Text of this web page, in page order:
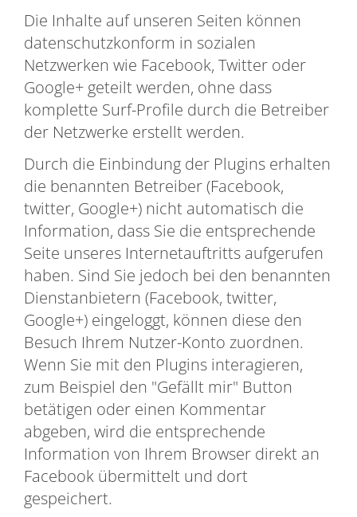
Die Inhalte auf unseren Seiten können
datenschutzkonform in sozialen
Netzwerken wie Facebook, Twitter oder
Google+ geteilt werden, ohne dass
komplette Surf-Profile durch die Betreiber
der Netzwerke erstellt werden.
Durch die Einbindung der Plugins erhalten
die benannten Betreiber (Facebook,
twitter, Google+) nicht automatisch die
Information, dass Sie die entsprechende
Seite unseres Internetauftritts aufgerufen
haben. Sind Sie jedoch bei den benannten
Dienstanbietern (Facebook, twitter,
Google+) eingeloggt, können diese den
Besuch Ihrem Nutzer-Konto zuordnen.
Wenn Sie mit den Plugins interagieren,
zum Beispiel den "Gefällt mir" Button
betätigen oder einen Kommentar
abgeben, wird die entsprechende
Information von Ihrem Browser direkt an
Facebook übermittelt und dort
gespeichert.